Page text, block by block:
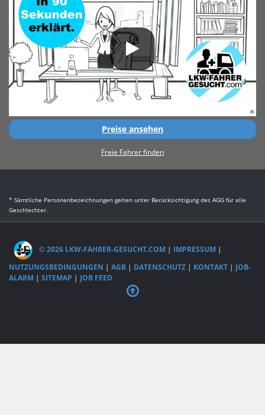
Preise ansehen
Freie Fahrer finden
* Sämtliche Personenbezeichnungen gelten unter Berücksichtigung des AGG für alle
Geschlechter.
© 2026 LKW-FAHRER-GESUCHT.COM | IMPRESSUM |
NUTZUNGSBEDINGUNGEN | AGB | DATENSCHUTZ | KONTAKT | JOB-
ALARM | SITEMAP | JOB FEED